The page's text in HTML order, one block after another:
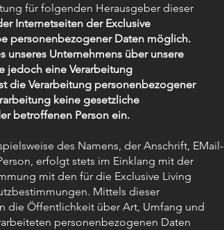
für folgenden Herausgeber dieser
Internetseiten der Exclusive
personenbezogener Daten möglich.
unseres Unternehmens über unsere
jedoch eine Verarbeitung
die Verarbeitung personenbezogener
keine gesetzliche
betroffenen Person ein.
des Namens, der Anschrift, EMail-
erfolgt stets im Einklang mit der
mit den für die Exclusive Living
Mittels dieser
die Öffentlichkeit über Art, Umfang und
personenbezogenen Daten